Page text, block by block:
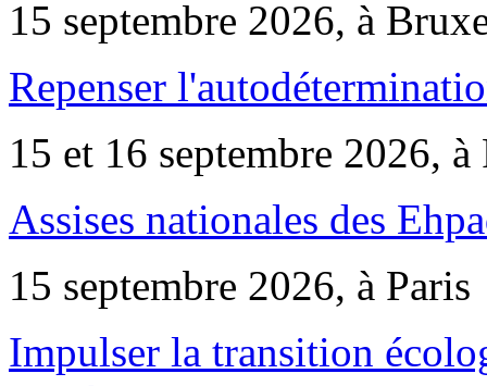
15 septembre 2026, à
Repenser
15 et 16 septembre 2026, à
Assises nationales des
15 septembre 2026, à Paris
Impulser la transition